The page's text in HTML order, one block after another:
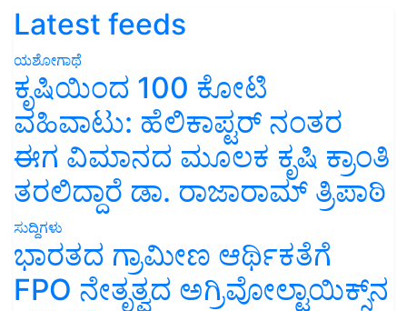
Latest feeds
ಯಶೋಗಾಥೆ
ಕೃಷಿಯಿಂದ 100 ಕೋಟಿ
ವಹಿವಾಟು: ಹೆಲಿಕಾಪ್ಟರ್ ನಂತರ
ಈಗ ವಿಮಾನದ ಮೂಲಕ ಕೃಷಿ ಕ್ರಾಂತಿ
ತರಲಿದ್ದಾರೆ ಡಾ. ರಾಜಾರಾಮ್ ತ್ರಿಪಾಠಿ
ಸುದ್ದಿಗಳು
ಭಾರತದ ಗ್ರಾಮೀಣ ಆರ್ಥಿಕತೆಗೆ
FPO ನೇತೃತ್ವದ ಅಗ್ರಿವೋಲ್ಟಾಯಿಕ್ಸ್‌ನ